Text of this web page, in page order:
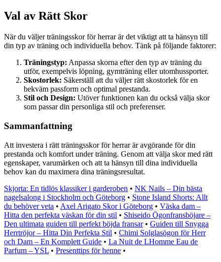
Val av Rätt Skor
När du väljer träningsskor för herrar är det viktigt att ta hänsyn till
din typ av träning och individuella behov. Tänk på följande faktorer:
Träningstyp: Anpassa skorna efter den typ av träning du
utför, exempelvis löpning, gymträning eller utomhussporter.
Skostorlek: Säkerställ att du väljer rätt skostorlek för en
bekväm passform och optimal prestanda.
Stil och Design: Utöver funktionen kan du också välja skor
som passar din personliga stil och preferenser.
Sammanfattning
Att investera i rätt träningsskor för herrar är avgörande för din
prestanda och komfort under träning. Genom att välja skor med rätt
egenskaper, varumärken och att ta hänsyn till dina individuella
behov kan du maximera dina träningsresultat.
Skjorta: En tidlös klassiker i garderoben • NK Nails – Din bästa
nagelsalong i Stockholm och Göteborg • Stone Island Shorts: Allt
du behöver veta • Axel Arigato Skor i Göteborg • Väska dam –
Hitta den perfekta väskan för din stil • Shiseido Ögonfransböjare –
Den ultimata guiden till perfekt böjda fransar• Guiden till Snygga
Herrtröjor – Hitta Din Perfekta Stil • Chimi Solglasögon för Herr
och Dam – En Komplett Guide • La Nuit de LHomme Eau de
Parfum – YSL • Presenttips för henne •